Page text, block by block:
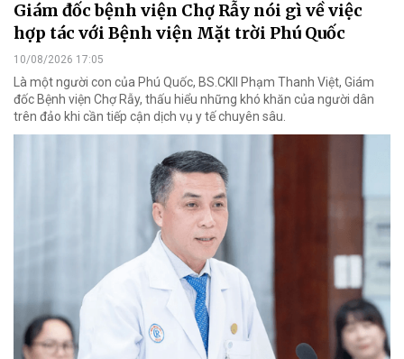
Giám đốc bệnh viện Chợ Rẫy nói gì về việc
hợp tác với Bệnh viện Mặt trời Phú Quốc
10/08/2026 17:05
Là một người con của Phú Quốc, BS.CKII Phạm Thanh Việt, Giám
đốc Bệnh viện Chợ Rẫy, thấu hiểu những khó khăn của người dân
trên đảo khi cần tiếp cận dịch vụ y tế chuyên sâu.